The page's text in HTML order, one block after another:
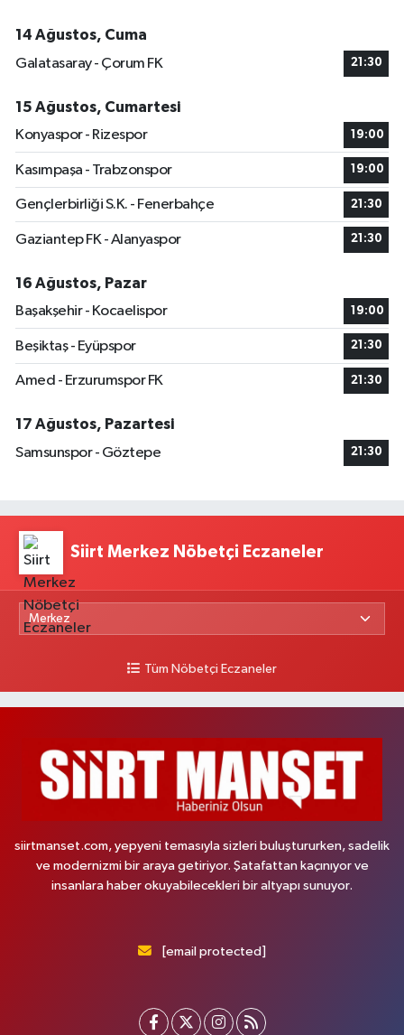
14 Ağustos, Cuma
Galatasaray - Çorum FK
21:30
15 Ağustos, Cumartesi
Konyaspor - Rizespor
19:00
Kasımpaşa - Trabzonspor 19:00
Gençlerbirliği S.K. - Fenerbahçe 21:30
Gaziantep FK - Alanyaspor 21:30
16 Ağustos, Pazar
Başakşehir - Kocaelispor
19:00
Beşiktaş - Eyüpspor 21:30
Amed - Erzurumspor FK 21:30
17 Ağustos, Pazartesi
Samsunspor - Göztepe
21:30
Siirt Merkez Nöbetçi Eczaneler
Tüm Nöbetçi Eczaneler
siirtmanset.com, yepyeni temasıyla sizleri buluştururken, sadelik
ve modernizmi bir araya getiriyor. Şatafattan kaçınıyor ve
insanlara haber okuyabilecekleri bir altyapı sunuyor.
[email protected]